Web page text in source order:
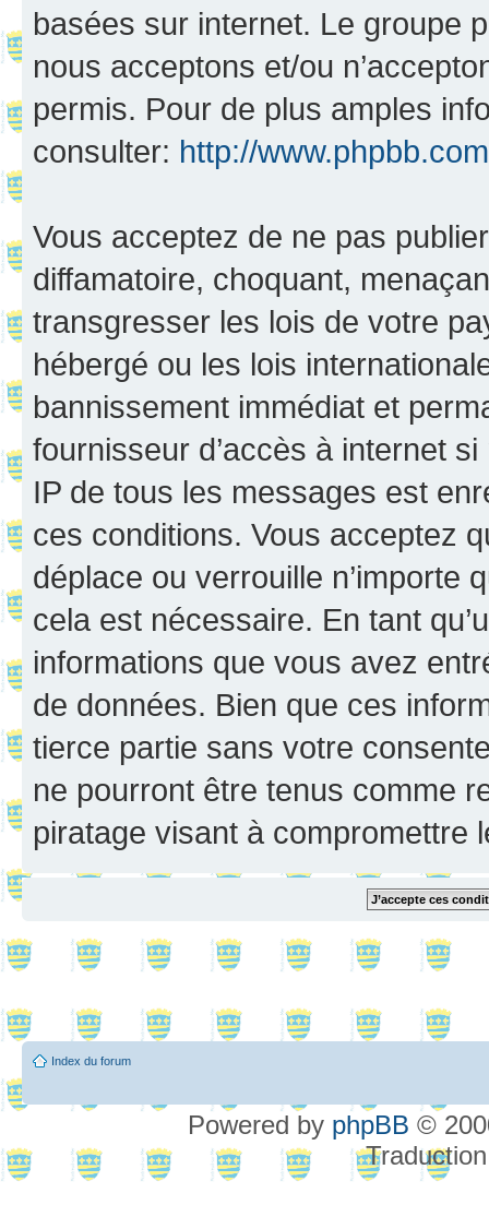
basées sur internet. Le groupe
nous acceptons et/ou
permis. Pour de plus amples
consulter: http://
Vous acceptez de ne pas
diffamatoire, choquant,
transgresser les lois de votre
hébergé ou les lois
bannissement immédiat et
fournisseur d’accès à internet
IP de tous les messages est
ces conditions. Vous acceptez
déplace ou verrouille n’importe
cela est nécessaire. En tant
informations que vous avez
de données. Bien que ces
tierce partie sans votre
ne pourront être tenus comme
piratage visant à compromettre
Index du forum
Powered by phpBB ©